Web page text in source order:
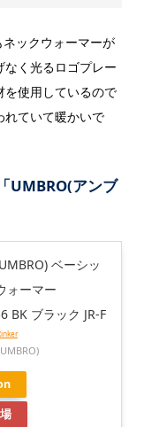
ックウォーマーが
く光るロゴプレー
を使用しているので
れていて暖かいで
アンブ
ベーシッ
ォーマー
BK ブラック JR-F